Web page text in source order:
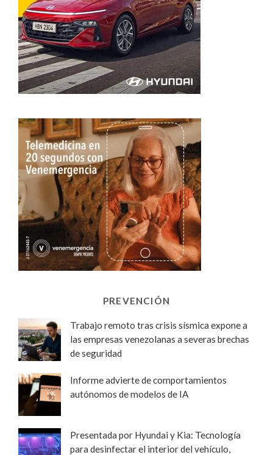
PREVENCIÓN
Trabajo remoto tras crisis sísmica expone a
las empresas venezolanas a severas brechas
de seguridad
Informe advierte de comportamientos
autónomos de modelos de IA
Presentada por Hyundai y Kia: Tecnología
para desinfectar el interior del vehículo,